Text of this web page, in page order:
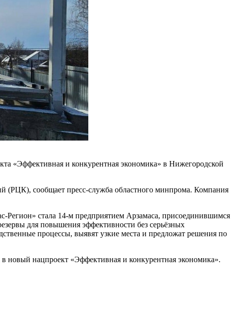
«Эффективная и конкурентная экономика» в Нижегородской
(РЦК), сообщает пресс-служба областного минпрома. Компания
стала 14-м предприятием Арзамаса, присоединившимся
для повышения эффективности без серьёзных
процессы, выявят узкие места и предложат решения по
новый нацпроект «Эффективная и конкурентная экономика».